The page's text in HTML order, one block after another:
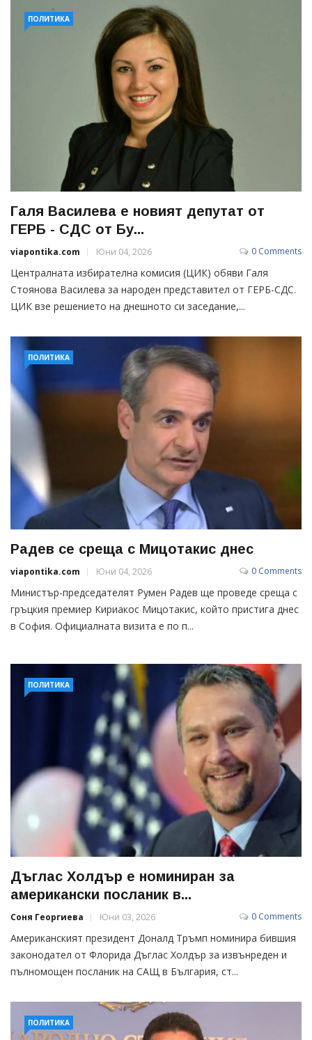
ПОЛИТИКА
Галя Василева e новият депутат от
ГЕРБ - СДС от Бу...
viapontika.com Юни 04, 2026 0 Comments
Централната избирателна комисия (ЦИК) обяви Галя
Стоянова Василева за народен представител от ГЕРБ-СДС.
ЦИК взе решението на днешното си заседание,...
ПОЛИТИКА
Радев се среща с Мицотакис днес
viapontika.com Юни 04, 2026 0 Comments
Министър-председателят Румен Радев ще проведе среща с
гръцкия премиер Кириакос Мицотакис, който пристига днес
в София. Официалната визита е по п...
ПОЛИТИКА
Дъглас Холдър е номиниран за
американски посланик в...
Соня Георгиева Юни 03, 2026 0 Comments
Американският президент Доналд Тръмп номинира бившия
законодател от Флорида Дъглас Холдър за извънреден и
пълномощен посланик на САЩ в България, ст...
ПОЛИТИКА